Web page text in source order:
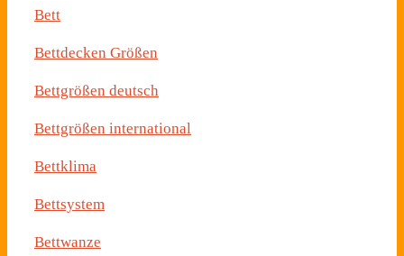
Bett
Bettdecken Größen
Bettgrößen deutsch
Bettgrößen international
Bettklima
Bettsystem
Bettwanze